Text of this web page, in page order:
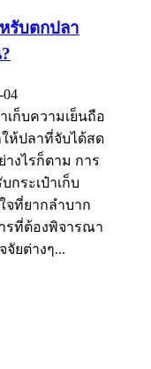
รับตกปลา
เก็บความเย็นถือ
ห้ปลาที่จับได้สด
งไรก็ตาม การ
กระเป๋าเก็บ
จที่ยากลำบาก
รที่ต้องพิจารณา
ยต่างๆ...